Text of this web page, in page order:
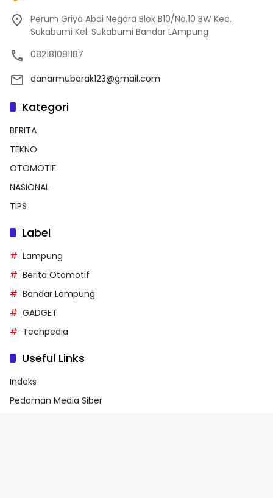
Perum Griya Abdi Negara Blok B10/No.10 BW Kec.
Sukabumi Kel. Sukabumi Bandar LAmpung
082181081187
danarmubarak123@gmail.com
Kategori
BERITA
TEKNO
OTOMOTIF
NASIONAL
TIPS
Label
Lampung
Berita Otomotif
Bandar Lampung
GADGET
Techpedia
Useful Links
Indeks
Pedoman Media Siber